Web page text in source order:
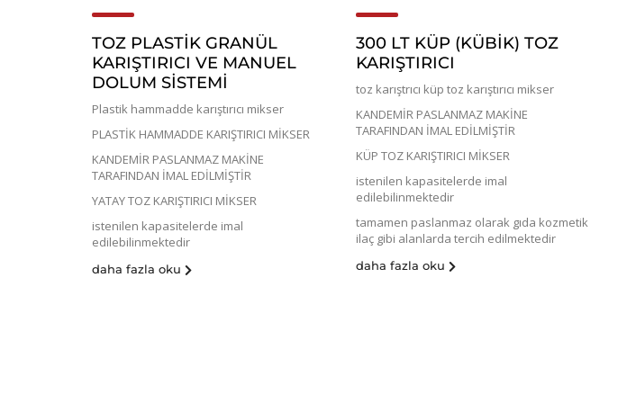
TOZ PLASTİK GRANÜL
KARIŞTIRICI VE MANUEL
DOLUM SİSTEMİ
Plastik hammadde karıştırıcı mikser
PLASTİK HAMMADDE KARIŞTIRICI MİKSER
KANDEMİR PASLANMAZ MAKİNE
TARAFINDAN İMAL EDİLMİŞTİR
YATAY TOZ KARIŞTIRICI MİKSER
istenilen kapasitelerde imal
edilebilinmektedir
daha fazla oku
300 LT KÜP (KÜBIK) TOZ
KARIŞTIRICI
toz karıştrıcı küp toz karıştırıcı mikser
KANDEMİR PASLANMAZ MAKİNE
TARAFINDAN İMAL EDİLMİŞTİR
KÜP TOZ KARIŞTIRICI MİKSER
istenilen kapasitelerde imal
edilebilinmektedir
tamamen paslanmaz olarak gıda kozmetik
ilaç gibi alanlarda tercih edilmektedir
daha fazla oku